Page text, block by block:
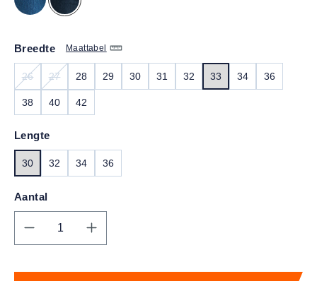
Maattabel
Breedte
26
(DEZE OPTIE IS MOMENTEEL NIET BESCHIKBAAR.)
27 28 29 30 31 32 33 34 36
38 40 42
Lengte
30 32 34 36
Aantal
Producthoeveelheid: Voer de gewenste